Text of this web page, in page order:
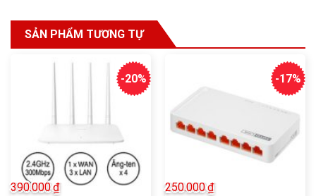
SẢN PHẨM TƯƠNG TỰ
-20%
390.000₫
-17%
250.000₫